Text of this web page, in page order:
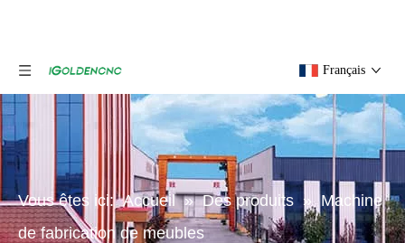
Français
Vous êtes ici: Accueil » Des produits » Machine
de fabrication de meubles